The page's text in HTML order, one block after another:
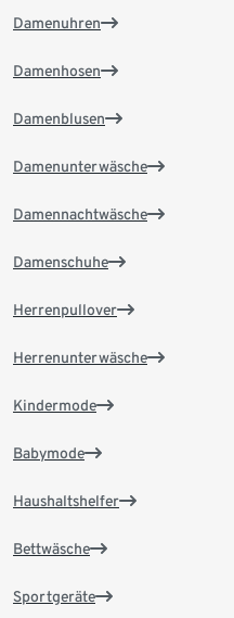
Damenuhren
Damenhosen
Damenblusen
Damenunterwäsche
Damennachtwäsche
Damenschuhe
Herrenpullover
Herrenunterwäsche
Kindermode
Babymode
Haushaltshelfer
Bettwäsche
Sportgeräte